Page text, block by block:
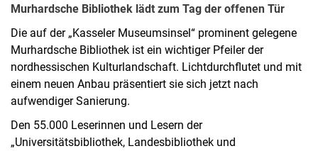
Murhardsche Bibliothek lädt zum Tag der offenen Tür
Die auf der „Kasseler Museumsinsel“ prominent gelegene
Murhardsche Bibliothek ist ein wichtiger Pfeiler der
nordhessischen Kulturlandschaft. Lichtdurchflutet und mit
einem neuen Anbau präsentiert sie sich jetzt nach
aufwendiger Sanierung.
Den 55.000 Leserinnen und Lesern der
„Universitätsbibliothek, Landesbibliothek und